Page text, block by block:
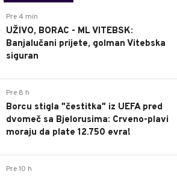
Pre 4 min
UŽIVO, BORAC - ML VITEBSK:
Banjalučani prijete, golman Vitebska
siguran
Pre 8 h
Borcu stigla "čestitka" iz UEFA pred
dvomeč sa Bjelorusima: Crveno-plavi
moraju da plate 12.750 evra!
Pre 10 h